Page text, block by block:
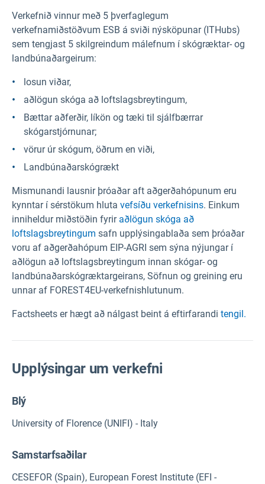
Verkefnið vinnur með 5 þverfaglegum
verkefnamiðstöðvum ESB á sviði nýsköpunar (ITHubs)
sem tengjast 5 skilgreindum málefnum í skógræktar- og
landbúnaðargeirum:
losun viðar,
aðlögun skóga að loftslagsbreytingum,
Bættar aðferðir, líkön og tæki til sjálfbærrar
skógarstjórnunar;
vörur úr skógum, öðrum en viði,
Landbúnaðarskógrækt
Mismunandi lausnir þróaðar aft aðgerðahópunum eru
kynntar í sérstökum hluta vefsíðu verkefnisins. Einkum
inniheldur miðstöðin fyrir aðlögun skóga að
loftslagsbreytingum safn upplýsingablaða sem þróaðar
voru af aðgerðahópum EIP-AGRI sem sýna nýjungar í
aðlögun að loftslagsbreytingum innan skógar- og
landbúnaðarskógræktargeirans, Söfnun og greining eru
unnar af FOREST4EU-verkefnishlutunum.
Factsheets er hægt að nálgast beint á eftirfarandi tengil.
Upplýsingar um verkefni
Blý
University of Florence (UNIFI) - Italy
Samstarfsaðilar
CESEFOR (Spain), European Forest Institute (EFI -